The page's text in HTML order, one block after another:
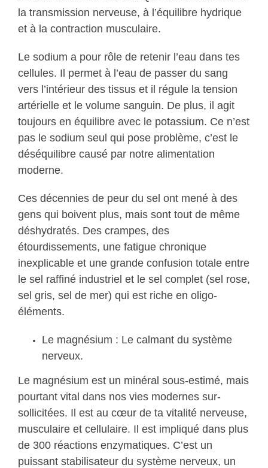
la transmission nerveuse, à l’équilibre hydrique
et à la contraction musculaire.
Le sodium a pour rôle de retenir l’eau dans tes
cellules. Il permet à l’eau de passer du sang
vers l’intérieur des tissus et il régule la tension
artérielle et le volume sanguin. De plus, il agit
toujours en équilibre avec le potassium. Ce n’est
pas le sodium seul qui pose problème, c’est le
déséquilibre causé par notre alimentation
moderne.
Ces décennies de peur du sel ont mené à des
gens qui boivent plus, mais sont tout de même
déshydratés. Des crampes, des
étourdissements, une fatigue chronique
inexplicable et une grande confusion totale entre
le sel raffiné industriel et le sel complet (sel rose,
sel gris, sel de mer) qui est riche en oligo-
éléments.
Le magnésium : Le calmant du système
nerveux.
Le magnésium est un minéral sous-estimé, mais
pourtant vital dans nos vies modernes sur-
sollicitées. Il est au cœur de ta vitalité nerveuse,
musculaire et cellulaire. Il est impliqué dans plus
de 300 réactions enzymatiques. C’est un
puissant stabilisateur du système nerveux, un